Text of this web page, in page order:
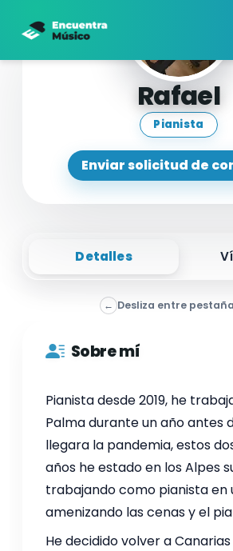
Rafael
Pianista
Enviar solicitud de
Detalles
← Desliza entre
Sobre mí
Pianista desde 2019, he
Palma durante un año antes
llegara la pandemia, estos
años he estado en los Alpes
trabajando como pianista en
amenizando las cenas y el
He decidido volver a